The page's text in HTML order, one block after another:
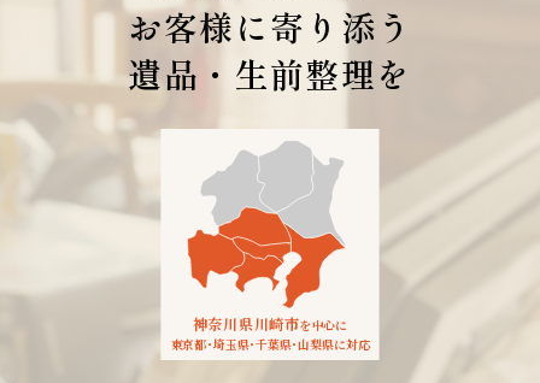
2025年09月（5）
2025年07月（8）
2025年05月（11）
お客様に寄り添う
遺品・生前整理を
神奈川県川崎市を中心に
東京都・埼玉県・千葉県・山梨県に対応